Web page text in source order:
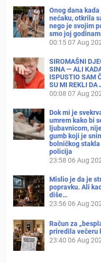
Onog dana
nećaku, otkrila
nego je svojim
smo joj
00:1507 Aug
SIROMAŠNI
SINA — ALI
ISPUSTIO SAM
SU MI REKLI
00:08 07 Aug
Dok mi je
umrem kako bi
ljubavnicom,
gumb koji je
bolničkog
policija
23:58 06 Aug
Mislio je da je
popravku. Ali
diše…
23:56 06 Aug
Račun za
priredila večeru
23:40 06 Aug